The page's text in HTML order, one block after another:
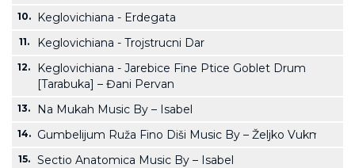
10. Keglovichiana - Erdegata
11. Keglovichiana - Trojstrucni Dar
12.
Keglovichiana - Jarebice Fine Ptice Goblet Drum
[Tarabuka] – Đani Pervan
13. Na Mukah Music By – Isabel
14. Gumbelijum Ruža Fino Diši Music By – Željko Vukmirica
15. Sectio Anatomica Music By – Isabel